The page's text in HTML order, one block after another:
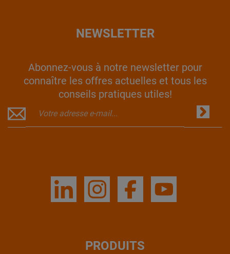
NEWSLETTER
Abonnez-vous à notre newsletter pour
connaître les offres actuelles et tous les
conseils pratiques utiles!
PRODUITS